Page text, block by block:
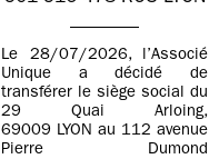
Le 28/07/2026, l’Associé
Unique a décidé de
transférer le siège social du
29 Quai Arloing,
69009 LYON au 112 avenue
Pierre Dumond